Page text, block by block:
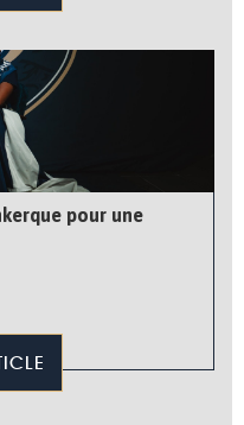
pour une